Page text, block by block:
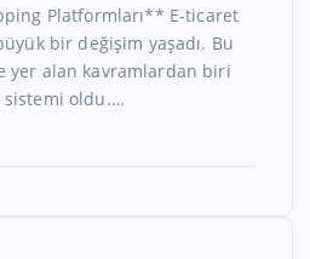
Platformları** E-ticaret
bir değişim yaşadı. Bu
yer alan kavramlardan biri
oldu.…